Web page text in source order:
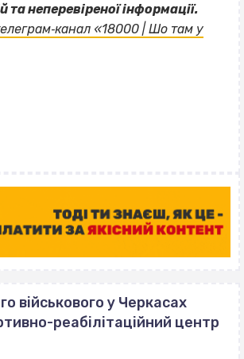
та неперевіреної інформації.
«18000 | Шо там у
військового у Черкасах
реабілітаційний центр